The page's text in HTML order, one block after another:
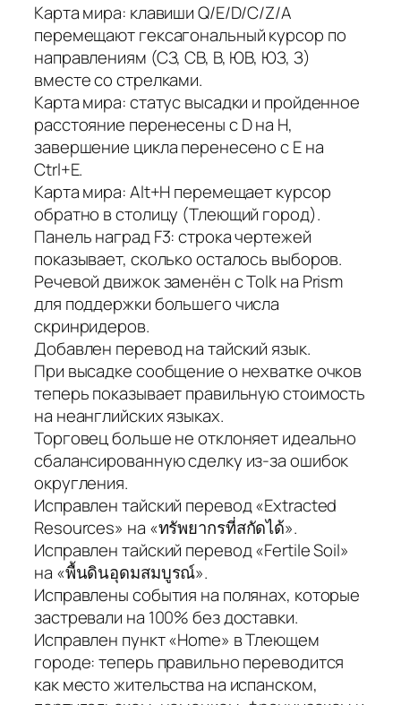
Карта мира: клавиши Q/E/D/C/Z/A
перемещают гексагональный курсор по
направлениям (СЗ, СВ, В, ЮВ, ЮЗ, З)
вместе со стрелками.
Карта мира: статус высадки и пройденное
расстояние перенесены с D на H,
завершение цикла перенесено с E на
Ctrl+E.
Карта мира: Alt+H перемещает курсор
обратно в столицу (Тлеющий город).
Панель наград F3: строка чертежей
показывает, сколько осталось выборов.
Речевой движок заменён с Tolk на Prism
для поддержки большего числа
скринридеров.
Добавлен перевод на тайский язык.
При высадке сообщение о нехватке очков
теперь показывает правильную стоимость
на неанглийских языках.
Торговец больше не отклоняет идеально
сбалансированную сделку из-за ошибок
округления.
Исправлен тайский перевод «Extracted
Resources» на «ทรัพยากรที่สกัดได้».
Исправлен тайский перевод «Fertile Soil»
на «พื้นดินอุดมสมบูรณ์».
Исправлены события на полянах, которые
застревали на 100% без доставки.
Исправлен пункт «Home» в Тлеющем
городе: теперь правильно переводится
как место жительства на испанском,